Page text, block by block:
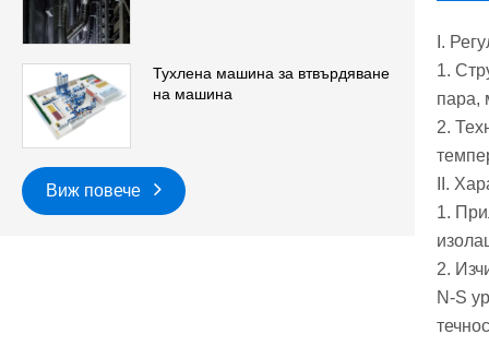
Тухлена машина за втвърдяване
на машина
Виж повече
I.
1.
пара,
2.
II.
1.
2.
N-S